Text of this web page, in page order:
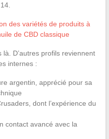
des variétés de produits à
de CBD classique
là. D’autres profils reviennent
internes :
argentin, apprécié pour sa
dont l’expérience du
contact avancé avec la